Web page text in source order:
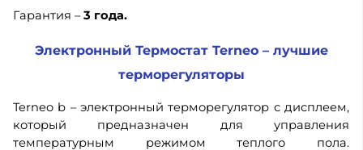
Гарантия –3 года.
Электронный Термостат Terneo – лучшие
терморегуляторы
Terneo b – электронный терморегулятор с дисплеем,
который предназначен для управления
температурным режимом теплого пола.